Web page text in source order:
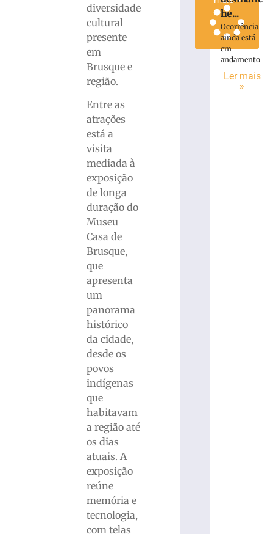
diversidade
cultural
presente
em
Brusque e
região.
Entre as
atrações
está a
visita
mediada à
exposição
de longa
duração do
Museu
Casa de
Brusque,
que
apresenta
um
panorama
histórico
da cidade,
desde os
povos
indígenas
que
habitavam
a região até
os dias
atuais. A
exposição
reúne
memória e
tecnologia,
com telas
he...
Ocorrência
ainda está
em
andamento
Ler mais
»